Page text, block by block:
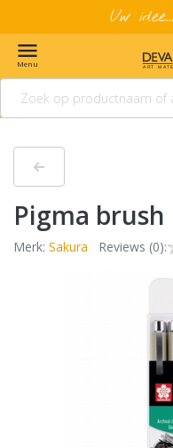
Uw
menu
Menu
Pigma
Merk: Sakura Reviews (0):